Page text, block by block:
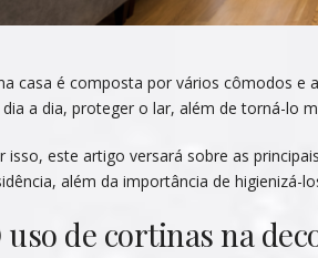
casa é composta por vários cômodos e
a dia, proteger o lar, além de torná-lo
isso, este artigo versará sobre as
além da importância de higienizá-
uso de cortinas na